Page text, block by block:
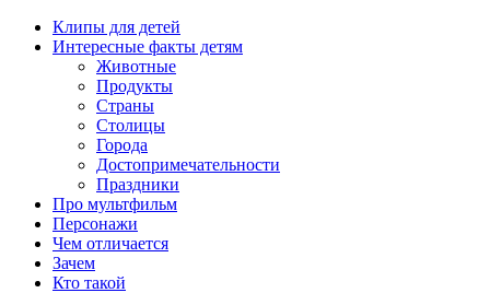
Перейти
содержимому
Клипы для детей
Интересные факты детям
Животные
Продукты
Страны
Столицы
Города
Достопримечательности
Праздники
Про мультфильм
Персонажи
Чем отличается
Зачем
Кто такой